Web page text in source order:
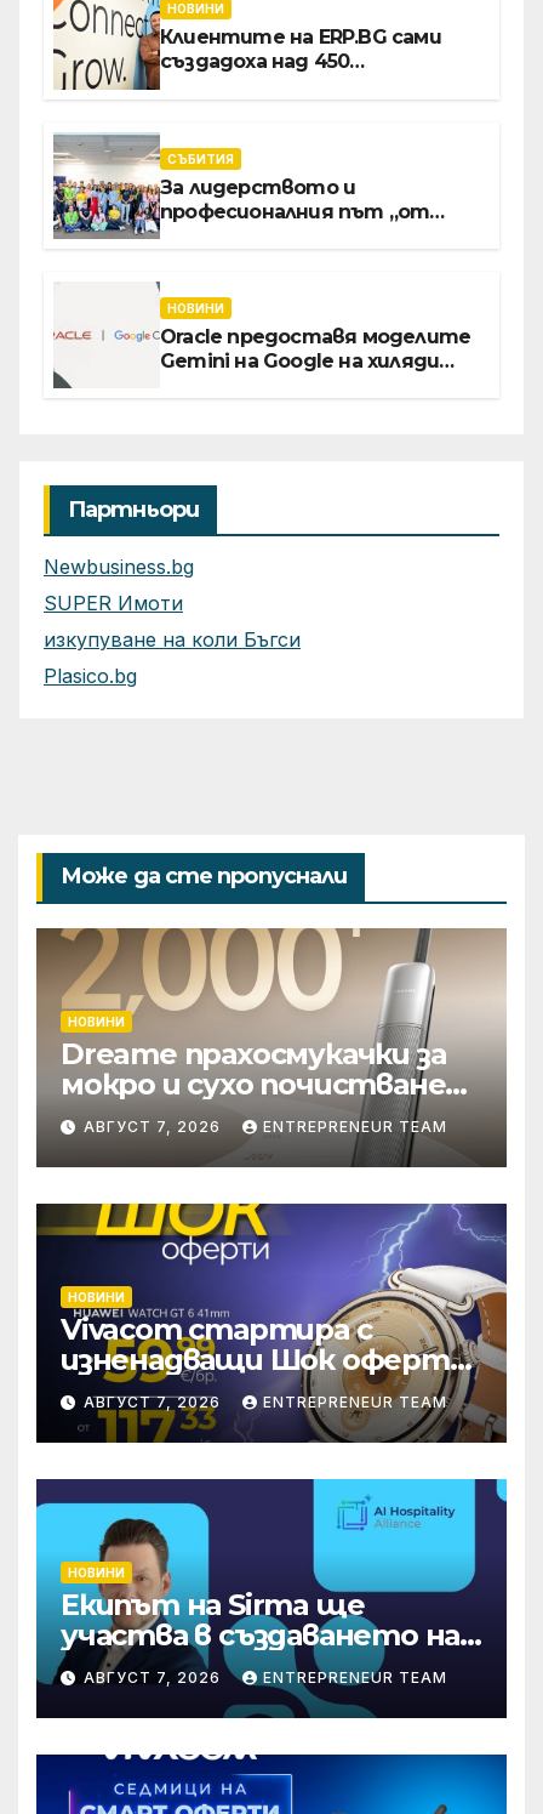
НОВИНИ
Клиентите на ERP.BG сами
създадоха над 450
интелект
СЪБИТИЯ
За лидерството и
професионалния път „от
директор Асен Великов
НОВИНИ
Oracle предоставя моделите
Gemini на Google на хиляди
Партньори
Newbusiness.bg
SUPER Имоти
изкупуване на коли Бъгси
Plasico.bg
Може да сте пропуснали
НОВИНИ
Dreame прахосмукачки за
мокро и сухо почистване
надхвърлиха 2 000
патентни заявки в
световен мащаб
АВГУСТ 7, 2026 ENTREPRENEUR TEAM
НОВИНИ
Vivacom стартира с
изненадващи Шок оферти
през август онлайн
АВГУСТ 7, 2026 ENTREPRENEUR TEAM
НОВИНИ
Екипът на Sirma ще
участва в създаването на
международните
стандарти за навлизане на
изкуствен интелект в
хотелиерството
АВГУСТ 7, 2026 ENTREPRENEUR TEAM